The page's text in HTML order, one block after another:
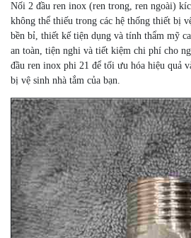
Nối 2 đầu ren inox (ren trong, ren ngoài)
không thể thiếu trong các hệ thống thiết bị
bền bỉ, thiết kế tiện dụng và tính thẩm mỹ
an toàn, tiện nghi và tiết kiệm chi phí cho
đầu ren inox phi 21 để tối ưu hóa hiệu quả
bị vệ sinh nhà tắm của bạn.